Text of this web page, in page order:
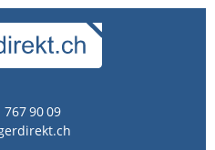
767 90 09